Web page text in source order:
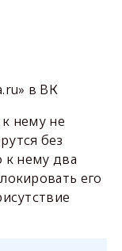
в ВК
нему не
без
к нему два
его